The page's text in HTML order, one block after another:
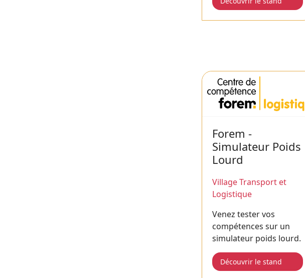
Forem -
Simulateur Poids
Lourd
Village Transport et
Logistique
Venez tester vos
compétences sur un
simulateur poids lourd.
Découvrir le stand